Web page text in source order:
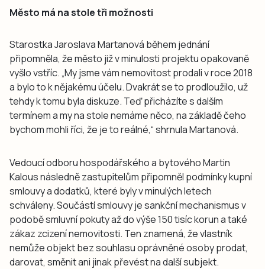
Město má na stole tři možnosti
Starostka Jaroslava Martanová během jednání
připomněla, že město již v minulosti projektu opakovaně
vyšlo vstříc. „My jsme vám nemovitost prodali v roce 2018
a bylo to k nějakému účelu. Dvakrát se to prodloužilo, už
tehdy k tomu byla diskuze. Teď přicházíte s dalším
termínem a my na stole nemáme něco, na základě čeho
bychom mohli říci, že je to reálné,“ shrnula Martanová.
Vedoucí odboru hospodářského a bytového Martin
Kalous následně zastupitelům připomněl podmínky kupní
smlouvy a dodatků, které byly v minulých letech
schváleny. Součástí smlouvy je sankční mechanismus v
podobě smluvní pokuty až do výše 150 tisíc korun a také
zákaz zcizení nemovitosti. Ten znamená, že vlastník
nemůže objekt bez souhlasu oprávněné osoby prodat,
darovat, směnit ani jinak převést na další subjekt.